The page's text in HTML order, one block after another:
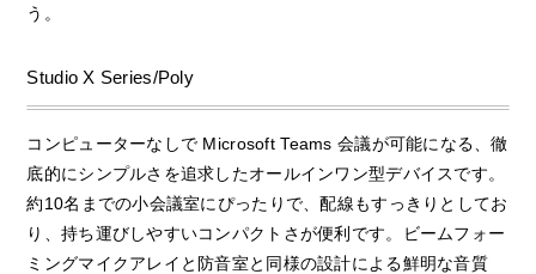
う。
Studio X Series/Poly
コンピューターなしで Microsoft Teams 会議が可能になる、徹
底的にシンプルさを追求したオールインワン型デバイスです。
約10名までの小会議室にぴったりで、配線もすっきりとしてお
り、持ち運びしやすいコンパクトさが便利です。ビームフォー
ミングマイクアレイと防音室と同様の設計による鮮明な音質